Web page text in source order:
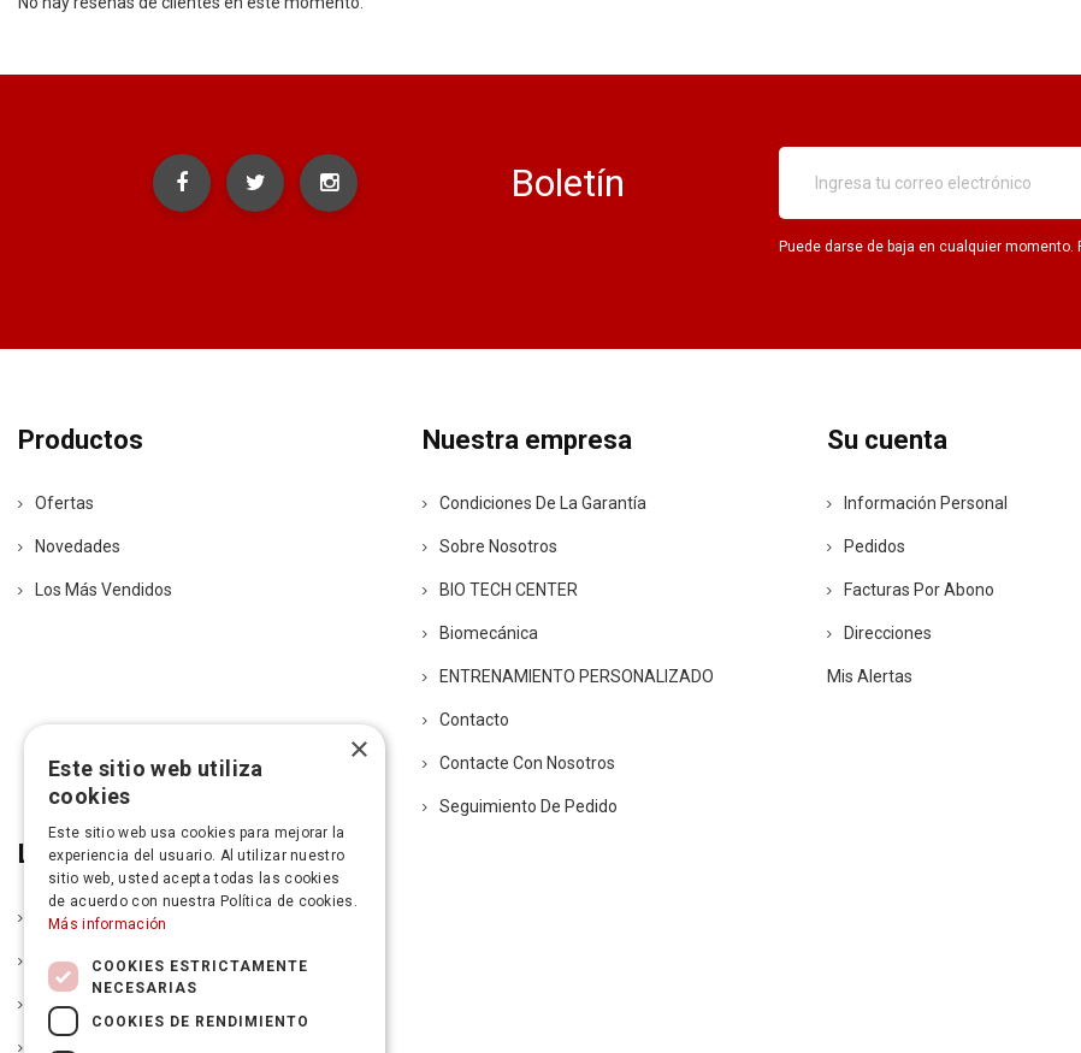
Boletín
Puede darse de baja en cualquier
Productos
Ofertas
Novedades
Los Más Vendidos
Nuestra empresa
Condiciones De La Garantía
Sobre Nosotros
BIO TECH CENTER
Biomecánica
ENTRENAMIENTO PERSONALIZADO
Contacto
Contacte Con Nosotros
Seguimiento De Pedido
Legal
Política De Entrega
Aviso Legal
Condiciones De La Garantía
Política De Devoluciones Y Autorización De
Su cuenta
Información Personal
Pedidos
Facturas Por Abono
Direcciones
Mis Alertas
×
Este sitio web utiliza
cookies
Este sitio web usa cookies para mejorar la
experiencia del usuario. Al utilizar nuestro
sitio web, usted acepta todas las cookies
de acuerdo con nuestra Política de cookies.
Más información
COOKIES ESTRICTAMENTE
NECESARIAS
COOKIES DE RENDIMIENTO